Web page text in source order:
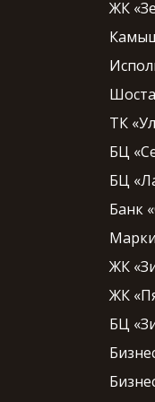
ЖК
ТК
БЦ
БЦ
Банк
ЖК
ЖК
БЦ